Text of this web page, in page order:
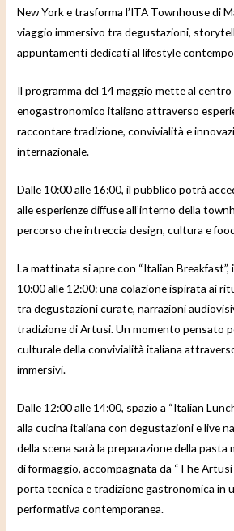
New York e trasforma l’ITA Townhouse di
viaggio immersivo tra degustazioni,
appuntamenti dedicati al lifestyle
Il programma del 14 maggio mette al
enogastronomico italiano attraverso
raccontare tradizione, convivialità e
internazionale.
Dalle 10:00 alle 16:00, il pubblico potrà
alle esperienze diffuse all’interno della
percorso che intreccia design, cultura e
La mattinata si apre con “Italian Breakfast”,
10:00 alle 12:00: una colazione ispirata ai
tra degustazioni curate, narrazioni
tradizione di Artusi. Un momento pensato
culturale della convivialità italiana
immersivi.
Dalle 12:00 alle 14:00, spazio a “Italian
alla cucina italiana con degustazioni e live
della scena sarà la preparazione della pasta
di formaggio, accompagnata da “The
porta tecnica e tradizione gastronomica in
performativa contemporanea.